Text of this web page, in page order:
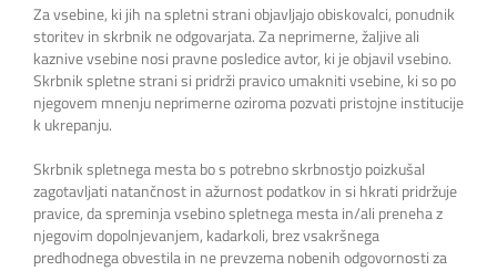
Za vsebine, ki jih na spletni strani objavljajo obiskovalci, ponudnik
storitev in skrbnik ne odgovarjata. Za neprimerne, žaljive ali
kaznive vsebine nosi pravne posledice avtor, ki je objavil vsebino.
Skrbnik spletne strani si pridrži pravico umakniti vsebine, ki so po
njegovem mnenju neprimerne oziroma pozvati pristojne institucije
k ukrepanju.
Skrbnik spletnega mesta bo s potrebno skrbnostjo poizkušal
zagotavljati natančnost in ažurnost podatkov in si hkrati pridržuje
pravice, da spreminja vsebino spletnega mesta in/ali preneha z
njegovim dopolnjevanjem, kadarkoli, brez vsakršnega
predhodnega obvestila in ne prevzema nobenih odgovornosti za